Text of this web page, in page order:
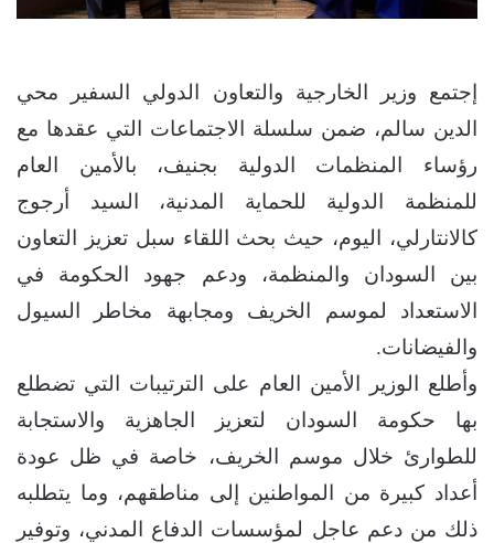
إجتمع وزير الخارجية والتعاون الدولي السفير محي
الدين سالم، ضمن سلسلة الاجتماعات التي عقدها مع
رؤساء المنظمات الدولية بجنيف، بالأمين العام
للمنظمة الدولية للحماية المدنية، السيد أرجوج
كالانتارلي، اليوم، حيث بحث اللقاء سبل تعزيز التعاون
بين السودان والمنظمة، ودعم جهود الحكومة في
الاستعداد لموسم الخريف ومجابهة مخاطر السيول
والفيضانات.
وأطلع الوزير الأمين العام على الترتيبات التي تضطلع
بها حكومة السودان لتعزيز الجاهزية والاستجابة
للطوارئ خلال موسم الخريف، خاصة في ظل عودة
أعداد كبيرة من المواطنين إلى مناطقهم، وما يتطلبه
ذلك من دعم عاجل لمؤسسات الدفاع المدني، وتوفير